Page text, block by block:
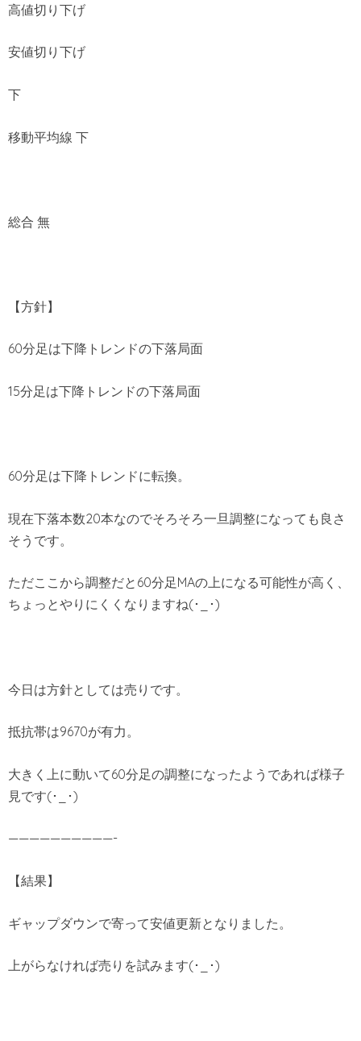
高値切り下げ
安値切り下げ
下
移動平均線 下
総合 無
【方針】
60分足は下降トレンドの下落局面
15分足は下降トレンドの下落局面
60分足は下降トレンドに転換。
現在下落本数20本なのでそろそろ一旦調整になっても良さ
そうです。
ただここから調整だと60分足MAの上になる可能性が高く、
ちょっとやりにくくなりますね(･_･)
今日は方針としては売りです。
抵抗帯は9670が有力。
大きく上に動いて60分足の調整になったようであれば様子
見です(･_･)
——————————-
【結果】
ギャップダウンで寄って安値更新となりました。
上がらなければ売りを試みます(･_･)